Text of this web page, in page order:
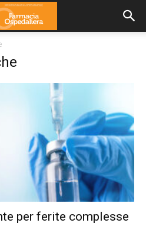
per ferite complesse